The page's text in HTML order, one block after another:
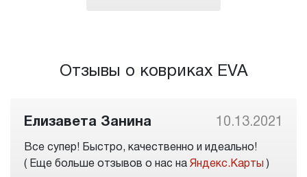
Отзывы о ковриках EVA
Елизавета Занина 10.13.2021
Все супер! Быстро, качественно и идеально!
( Еще больше отзывов о нас на Яндекс.Карты )